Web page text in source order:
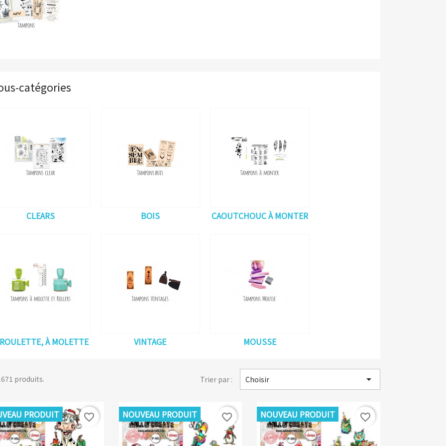
catégories
CLEARS BOIS CAOUTCHOUC À MONTER
À MOLETTE VINTAGE MOUSSE
produits. Trier par : Choisir 
PRODUIT favorite_border NOUVEAU PRODUIT favorite_border NOUVEAU PRODUIT favorite_border